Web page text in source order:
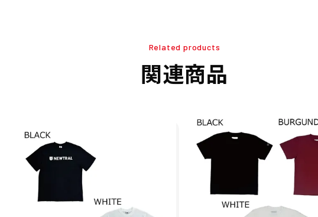
Related products
関連商品